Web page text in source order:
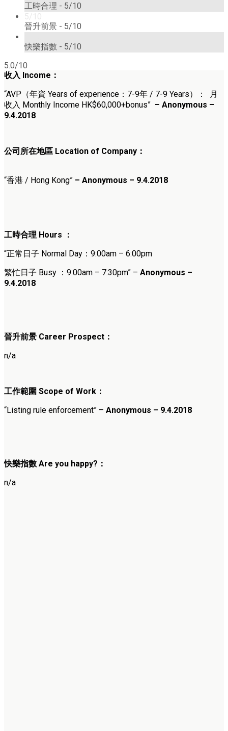
工時合理 - 5/10
5/10
晉升前景 - 5/10
快樂指數 - 5/10
5.0/10
收入 Income ：
“AVP （年資 Years of experience：7-9年 / 7-9 Years）
： 月
收入 Monthly Income HK$60,000+bonus” – Anonymous –
9.4.2018
公司所在地區 Location of Company：
“香港 / Hong Kong” – Anonymous – 9.4.2018
工時合理 Hours ：
“正常日子 Normal Day：9:00am – 6:00pm
繁忙日子 Busy ：9:00am – 7:30pm” – Anonymous –
9.4.2018
晉升前景 Career Prospect ：
n/a
工作範圍 Scope of Work ：
“Listing rule enforcement” – Anonymous – 9.4.2018
快樂指數 Are you happy? ：
n/a